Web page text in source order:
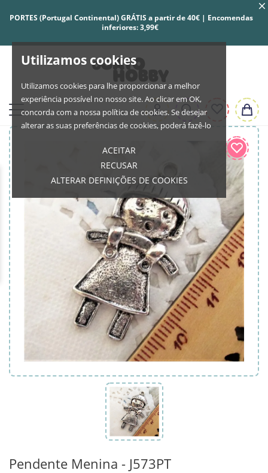
Utilizamos cookies
Utilizamos cookies para lhe proporcionar a melhor
experiência possível no nosso site. Ao clicar em OK,
concorda com a nossa política de cookies. Se desejar
alterar as suas preferências de cookies, poderá fazê-lo
ACEITAR
RECUSAR
ALTERAR DEFINIÇÕES DE COOKIES
PORTES (Portugal Continental) GRÁTIS a partir de 40€ | Encomendas
inferiores: 3,99€
Pendente Menina - J573PT